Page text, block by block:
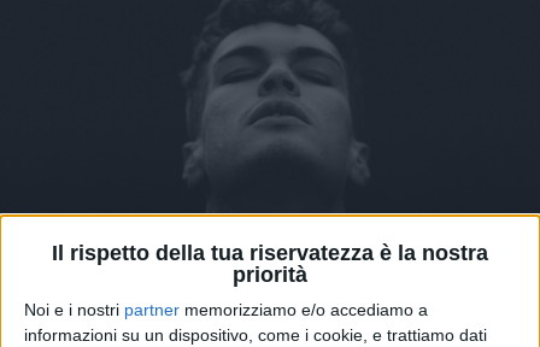
Il rispetto della tua riservatezza è la nostra
priorità
Noi e i nostri partner memorizziamo e/o accediamo a
informazioni su un dispositivo, come i cookie, e trattiamo dati
PROTAGONISTI 02 ott 2021